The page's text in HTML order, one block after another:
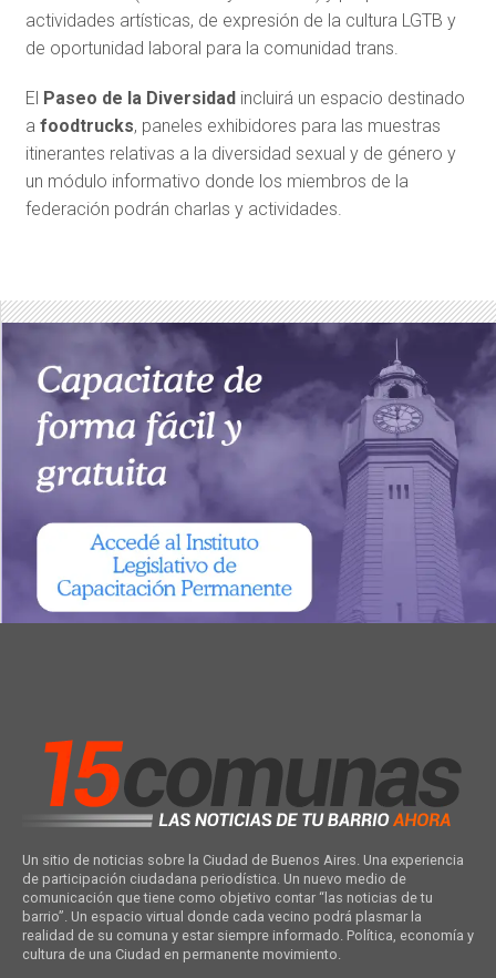
actividades artísticas, de expresión de la cultura LGTB y
de oportunidad laboral para la comunidad trans.
El Paseo de la Diversidadincluirá un espacio destinado
a foodtrucks, paneles exhibidores para las muestras
itinerantes relativas a la diversidad sexual y de género y
un módulo informativo donde los miembros de la
federación podrán charlas y actividades.
Un sitio de noticias sobre la Ciudad de Buenos Aires. Una experiencia
de participación ciudadana periodística. Un nuevo medio de
comunicación que tiene como objetivo contar “las noticias de tu
barrio”. Un espacio virtual donde cada vecino podrá plasmar la
realidad de su comuna y estar siempre informado. Política, economía y
cultura de una Ciudad en permanente movimiento.